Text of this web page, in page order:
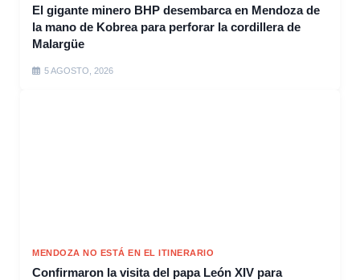
El gigante minero BHP desembarca en Mendoza de
la mano de Kobrea para perforar la cordillera de
Malargüe
5 AGOSTO, 2026
MENDOZA NO ESTÁ EN EL ITINERARIO
Confirmaron la visita del papa León XIV para